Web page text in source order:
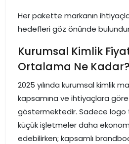
Her pakette markanın
hedefleri göz önünde
Kurumsal Kimlik
Ortalama Ne Kadar?
2025 yılında kurumsal kimlik
kapsamına ve ihtiyaçlara
göstermektedir. Sadece logo
küçük işletmeler daha
edebilirken; kapsamlı